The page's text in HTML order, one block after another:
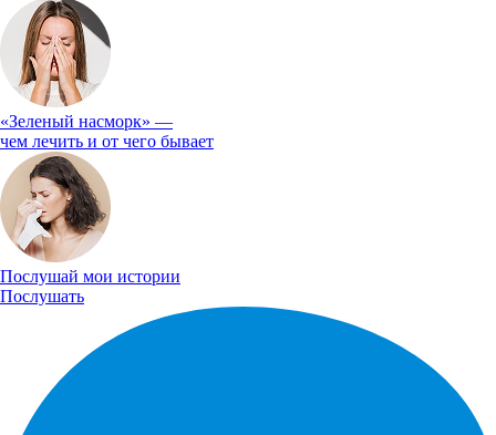
«Зеленый насморк» —
чем лечить и от чего бывает
Послушай мои истории
Послушать